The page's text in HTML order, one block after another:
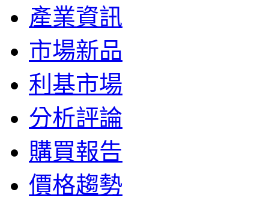
產業資訊
市場新品
利基市場
分析評論
購買報告
價格趨勢